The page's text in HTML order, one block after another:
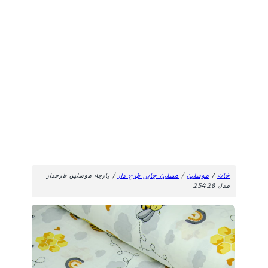
خانه/ موسلین/ مسلین چاپی طرح دار/ پارچه موسلین طرحدار
مدل 25428